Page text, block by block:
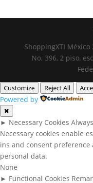
ShoppingXTI
No. 396, 2 piso,
Customize Reject All
Powered by
✖
► Necessary Cookies
Necessary cookies enable
ins and consent
personal data.
None
► Functional Cookies